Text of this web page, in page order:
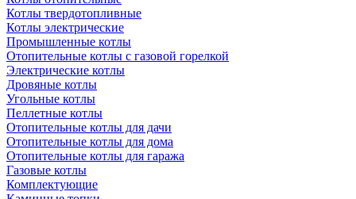
Котлы твердотопливные
Котлы электрические
Промышленные котлы
Отопительные котлы с газовой горелкой
Электрические котлы
Дровяные котлы
Угольные котлы
Пеллетные котлы
Отопительные котлы для дачи
Отопительные котлы для дома
Отопительные котлы для гаража
Газовые котлы
Комплектующие